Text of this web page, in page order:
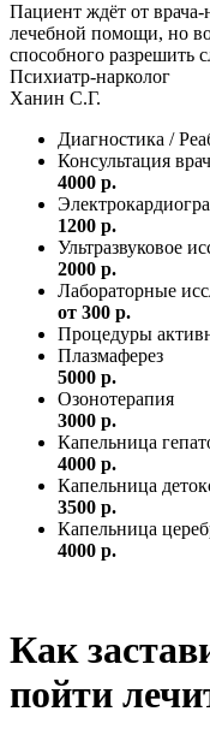
Пациент ждёт от врача-
лечебной помощи, но
способного разрешить
Психиатр-нарколог
Ханин С.Г.
Диагностика /
Консультация
4000 р.
1200 р.
Ультразвуковое
2000 р.
Лабораторные
от 300 р.
Процедуры
Плазмаферез
5000 р.
Озонотерапия
3000 р.
Капельница
4000 р.
Капельница
3500 р.
Капельница
4000 р.
Как
пойти